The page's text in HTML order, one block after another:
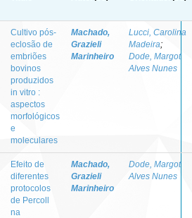
Cultivo pós-
eclosão de
embriões
bovinos
produzidos
in vitro :
aspectos
morfológicos
e
moleculares
Machado,
Grazieli
Marinheiro
Lucci, Carolina
Madeira;
Dode, Margot
Alves Nunes
Efeito de
diferentes
protocolos
de Percoll
na
Machado,
Grazieli
Marinheiro
Dode, Margot
Alves Nunes